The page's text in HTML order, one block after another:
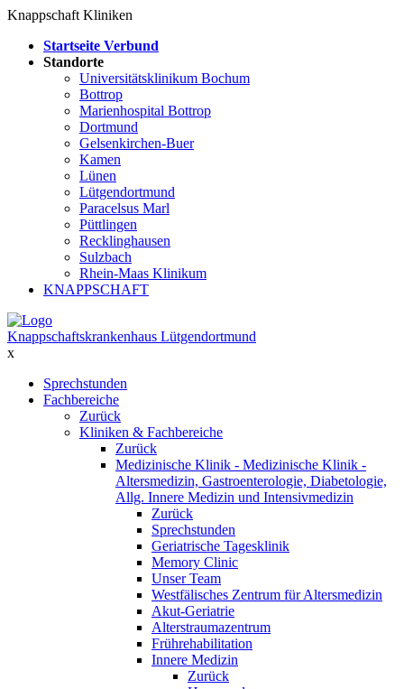
Knappschaft Kliniken
Startseite Verbund
Standorte
Universitätsklinikum Bochum
Bottrop
Marienhospital Bottrop
Dortmund
Gelsenkirchen-Buer
Kamen
Lünen
Lütgendortmund
Paracelsus Marl
Püttlingen
Recklinghausen
Sulzbach
Rhein-Maas Klinikum
KNAPPSCHAFT
Knappschaftskrankenhaus Lütgendortmund
x
Sprechstunden
Fachbereiche
Zurück
Kliniken & Fachbereiche
Zurück
Medizinische Klinik - Medizinische Klinik -
Altersmedizin, Gastroenterologie, Diabetologie,
Allg. Innere Medizin und Intensivmedizin
Zurück
Sprechstunden
Geriatrische Tagesklinik
Memory Clinic
Unser Team
Westfälisches Zentrum für Altersmedizin
Akut-Geriatrie
Alterstraumazentrum
Frührehabilitation
Innere Medizin
Zurück